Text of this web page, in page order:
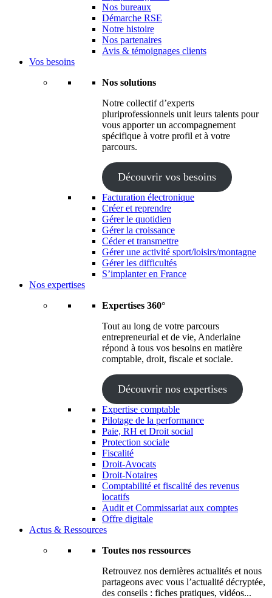
Nos bureaux
Démarche RSE
Notre histoire
Nos partenaires
Avis & témoignages clients
Vos besoins
Nos solutions
Notre collectif d’experts
pluriprofessionnels unit leurs talents pour
vous apporter un accompagnement
spécifique à votre profil et à votre
parcours.
Découvrir vos besoins
Facturation électronique
Créer et reprendre
Gérer le quotidien
Gérer la croissance
Céder et transmettre
Gérer une activité sport/loisirs/montagne
Gérer les difficultés
S’implanter en France
Nos expertises
Expertises 360°
Tout au long de votre parcours
entrepreneurial et de vie, Anderlaine
répond à tous vos besoins en matière
comptable, droit, fiscale et sociale.
Découvrir nos expertises
Expertise comptable
Pilotage de la performance
Paie, RH et Droit social
Protection sociale
Fiscalité
Droit-Avocats
Droit-Notaires
Comptabilité et fiscalité des revenus
locatifs
Audit et Commissariat aux comptes
Offre digitale
Actus & Ressources
Toutes nos ressources
Retrouvez nos dernières actualités et nous
partageons avec vous l’actualité décryptée,
des conseils : fiches pratiques, vidéos...